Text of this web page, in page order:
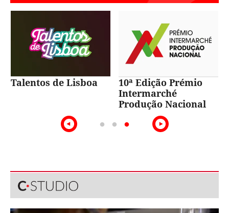
Talentos de Lisboa
10ª Edição Prémio
Intermarché
Produção Nacional